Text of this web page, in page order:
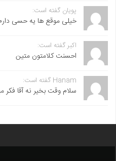
پویان گفته است:
خیلی موقع ها یه حسی
اکبر گفته است:
احسنت ‌کلامتون متین
Hanam گفته است:
سلام وقت بخیر نه آقا فکر